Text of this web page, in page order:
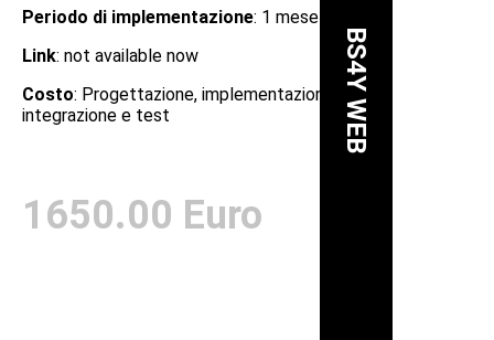
Periodo di implementazione: 1 mese
Link: not available now
Costo: Progettazione, implementazione,
integrazione e test
1650.00 Euro
BS4Y WEB